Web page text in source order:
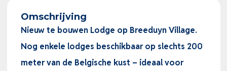
Omschrijving
Nieuw te bouwen Lodge op Breeduyn Village.
Nog enkele lodges beschikbaar op slechts 200
meter van de Belgische kust – ideaal voor